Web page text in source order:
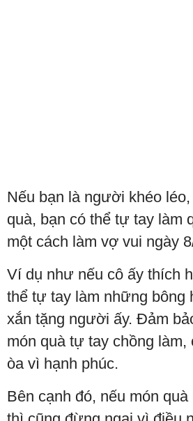
Nếu bạn là người khéo
quà, bạn có thể tự tay làm
một cách làm vợ vui ngày
Ví dụ như nếu cô ấy thích
thể tự tay làm những bông
xắn tặng người ấy. Đảm
món quà tự tay chồng
òa vì hạnh phúc.
Bên cạnh đó, nếu món